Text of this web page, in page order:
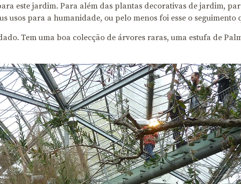
este jardim. Para além das plantas decorativas de jardim,
usos para a humanidade, ou pelo menos foi esse o seguimento
Tem uma boa colecção de árvores raras, uma estufa de